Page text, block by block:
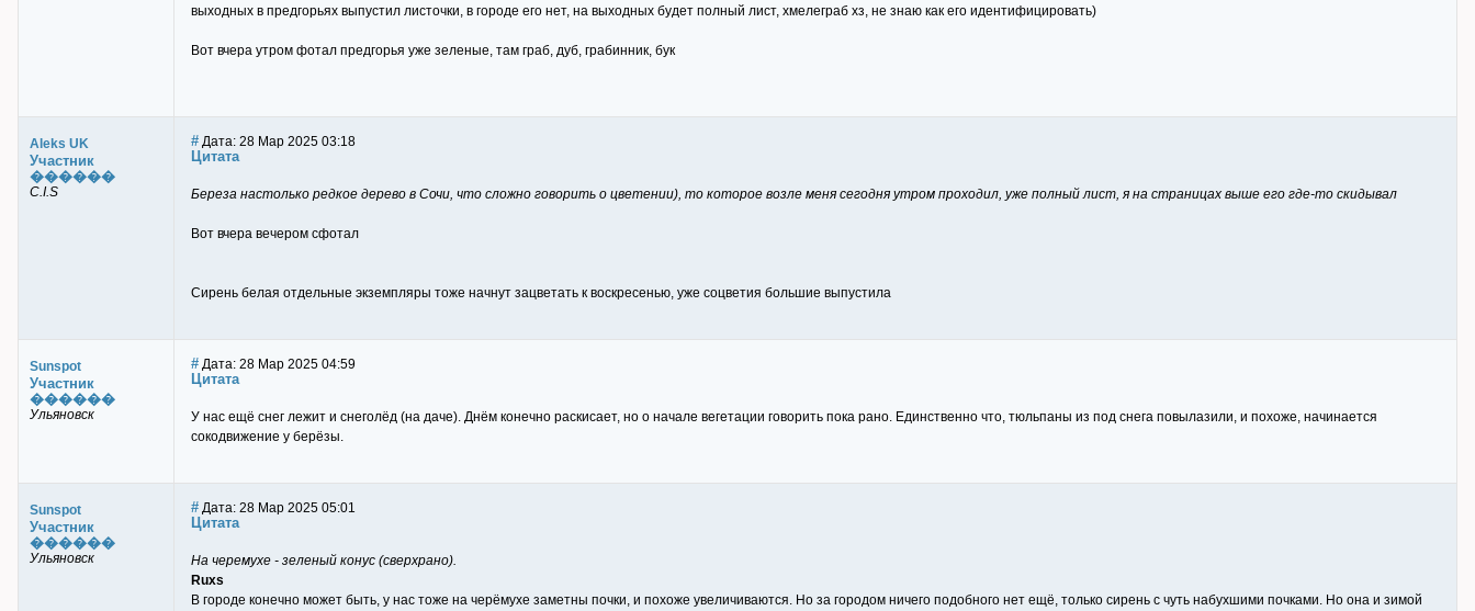
выходных в предгорьях выпустил листочки, в городе его нет, на выходных будет полный лист, хмелеграб хз, не знаю как его идентифицировать)
Вот вчера утром фотал предгорья уже зеленые, там граб, дуб, грабинник, бук
Aleks UK
Участник
������
C.I.S
# Дата: 28 Мар 2025 03:18
Цитата
Береза настолько редкое дерево в Сочи, что сложно говорить о цветении), то которое возле меня сегодня утром проходил, уже полный лист, я на страницах выше его где-то скидывал
Вот вчера вечером сфотал
Сирень белая отдельные экземпляры тоже начнут зацветать к воскресенью, уже соцветия большие выпустила
Sunspot
Участник
������
Ульяновск
# Дата: 28 Мар 2025 04:59
Цитата
У нас ещё снег лежит и снеголёд (на даче). Днём конечно раскисает, но о начале вегетации говорить пока рано. Единственно что, тюльпаны из под снега повылазили, и похоже, начинается
сокодвижение у берёзы.
Sunspot
Участник
������
Ульяновск
# Дата: 28 Мар 2025 05:01
Цитата
На черемухе - зеленый конус (сверхрано).
Ruxs
В городе конечно может быть, у нас тоже на черёмухе заметны почки, и похоже увеличиваются. Но за городом ничего подобного нет ещё, только сирень с чуть набухшими почками. Но она и зимой